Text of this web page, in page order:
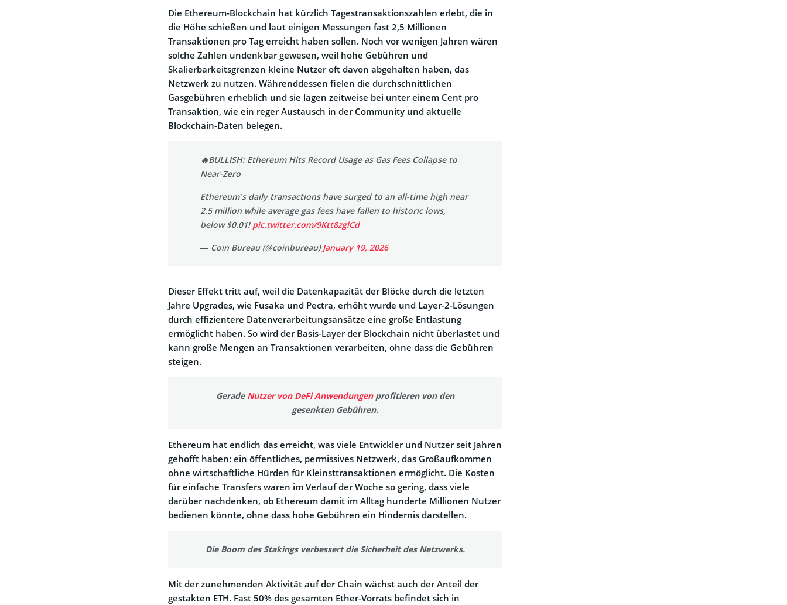
Die Ethereum-Blockchain hat kürzlich Tagestransaktionszahlen erlebt, die in
die Höhe schießen und laut einigen Messungen fast 2,5 Millionen
Transaktionen pro Tag erreicht haben sollen. Noch vor wenigen Jahren wären
solche Zahlen undenkbar gewesen, weil hohe Gebühren und
Skalierbarkeitsgrenzen kleine Nutzer oft davon abgehalten haben, das
Netzwerk zu nutzen. Währenddessen fielen die durchschnittlichen
Gasgebühren erheblich und sie lagen zeitweise bei unter einem Cent pro
Transaktion, wie ein reger Austausch in der Community und aktuelle
Blockchain-Daten belegen.
🔥BULLISH: Ethereum Hits Record Usage as Gas Fees Collapse to
Near-Zero
Ethereum’s daily transactions have surged to an all-time high near
2.5 million while average gas fees have fallen to historic lows,
below $0.01!pic.twitter.com/9Ktt8zglCd
— Coin Bureau (@coinbureau)January 19, 2026
Dieser Effekt tritt auf, weil die Datenkapazität der Blöcke durch die letzten
Jahre Upgrades, wie Fusaka und Pectra, erhöht wurde und Layer-2-Lösungen
durch effizientere Datenverarbeitungsansätze eine große Entlastung
ermöglicht haben. So wird der Basis-Layer der Blockchain nicht überlastet und
kann große Mengen an Transaktionen verarbeiten, ohne dass die Gebühren
steigen.
Gerade Nutzer von DeFi Anwendungenprofitieren von den
gesenkten Gebühren.
Ethereum hat endlich das erreicht, was viele Entwickler und Nutzer seit Jahren
gehofft haben: ein öffentliches, permissives Netzwerk, das Großaufkommen
ohne wirtschaftliche Hürden für Kleinsttransaktionen ermöglicht. Die Kosten
für einfache Transfers waren im Verlauf der Woche so gering, dass viele
darüber nachdenken, ob Ethereum damit im Alltag hunderte Millionen Nutzer
bedienen könnte, ohne dass hohe Gebühren ein Hindernis darstellen.
Die Boom des Stakings verbessert die Sicherheit des Netzwerks.
Mit der zunehmenden Aktivität auf der Chain wächst auch der Anteil der
gestakten ETH. Fast 50% des gesamten Ether-Vorrats befindet sich in